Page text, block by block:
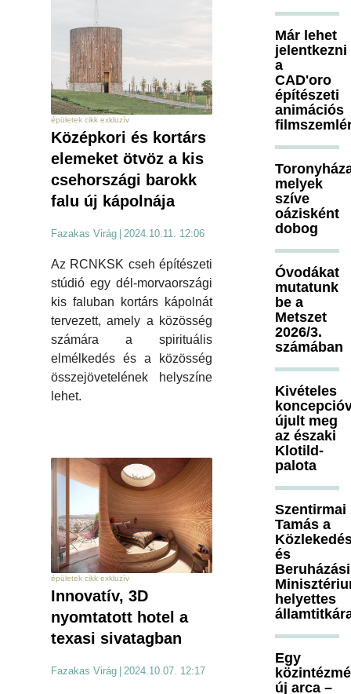
épületek cikk exkluzív
Középkori és kortárs
elemeket ötvöz a kis
csehországi barokk
falu új kápolnája
Fazakas Virág 2024.10.11. 12:06
Az RCNKSK cseh építészeti
stúdió egy dél-morvaországi
kis faluban kortárs kápolnát
tervezett, amely a közösség
számára a spirituális
elmélkedés és a közösség
összejövetelének helyszíne
lehet.
épületek cikk exkluzív
Innovatív, 3D
nyomtatott hotel a
texasi sivatagban
Fazakas Virág 2024.10.07. 12:17
Már lehet
jelentkezni
a
CAD'oro
építészeti
animációs
melyek
szíve
oázisként
dobog
Óvodákat
mutatunk
be a
Metszet
2026/3.
számában
Kivételes
újult meg
az északi
Klotild-
palota
Szentirmai
Tamás a
és
Beruházási
helyettes
Egy
új arca –